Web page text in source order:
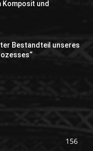
Komposit und
Bestandteil unseres
156